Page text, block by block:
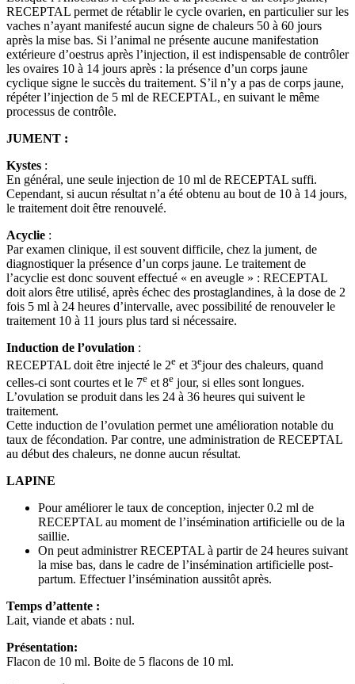
RECEPTAL permet de rétablir le cycle ovarien, en particulier sur les
vaches n’ayant manifesté aucun signe de chaleurs 50 à 60 jours
après la mise bas. Si l’animal ne présente aucune manifestation
extérieure d’oestrus après l’injection, il est indispensable de contrôler
les ovaires 10 à 14 jours après : la présence d’un corps jaune
cyclique signe le succès du traitement. S’il n’y a pas de corps jaune,
répéter l’injection de 5 ml de RECEPTAL, en suivant le même
processus de contrôle.
JUMENT :
Kystes :
En général, une seule injection de 10 ml de RECEPTAL suffi.
Cependant, si aucun résultat n’a été obtenu au bout de 10 à 14 jours,
le traitement doit être renouvelé.
Acyclie :
Par examen clinique, il est souvent difficile, chez la jument, de
diagnostiquer la présence d’un corps jaune. Le traitement de
l’acyclie est donc souvent effectué « en aveugle » : RECEPTAL
doit alors être utilisé, après échec des prostaglandines, à la dose de 2
fois 5 ml à 24 heures d’intervalle, avec possibilité de renouveler le
traitement 10 à 11 jours plus tard si nécessaire.
Induction de l’ovulation :
RECEPTAL doit être injecté le 2e et 3ejour des chaleurs, quand
celles-ci sont courtes et le 7e et 8e jour, si elles sont longues.
L’ovulation se produit dans les 24 à 36 heures qui suivent le
traitement.
Cette induction de l’ovulation permet une amélioration notable du
taux de fécondation. Par contre, une administration de RECEPTAL
au début des chaleurs, ne donne aucun résultat.
LAPINE
Pour améliorer le taux de conception, injecter 0.2 ml de
RECEPTAL au moment de l’insémination artificielle ou de la
saillie.
On peut administrer RECEPTAL à partir de 24 heures suivant
la mise bas, dans le cadre de l’insémination artificielle post-
partum. Effectuer l’insémination aussitôt après.
Temps d’attente :
Lait, viande et abats : nul.
Présentation:
Flacon de 10 ml. Boite de 5 flacons de 10 ml.